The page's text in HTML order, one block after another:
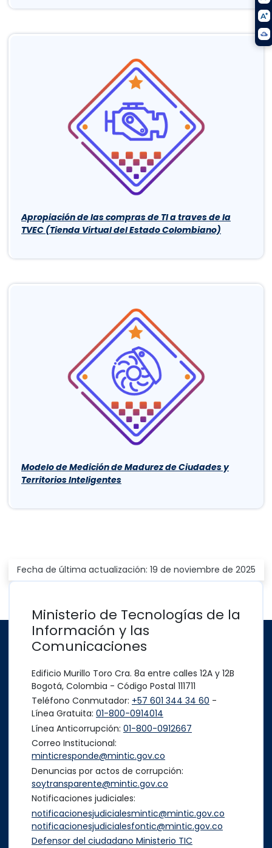
Apropiación de las compras de TI a traves de la
TVEC (Tienda Virtual del Estado Colombiano)
Modelo de Medición de Madurez de Ciudades y
Territorios Inteligentes
Fecha de última actualización: 19 de noviembre de 2025
Ministerio de Tecnologías de la
Información y las
Comunicaciones
Edificio Murillo Toro Cra. 8a entre calles 12A y 12B
Bogotá, Colombia - Código Postal 111711
Teléfono Conmutador: +57 601 344 34 60 -
Línea Gratuita: 01-800-0914014
Línea Anticorrupción: 01-800-0912667
Correo Institucional:
minticresponde@mintic.gov.co
Denuncias por actos de corrupción:
soytransparente@mintic.gov.co
Notificaciones judiciales:
notificacionesjudicialesmintic@mintic.gov.co
notificacionesjudicialesfontic@mintic.gov.co
Defensor del ciudadano Ministerio TIC